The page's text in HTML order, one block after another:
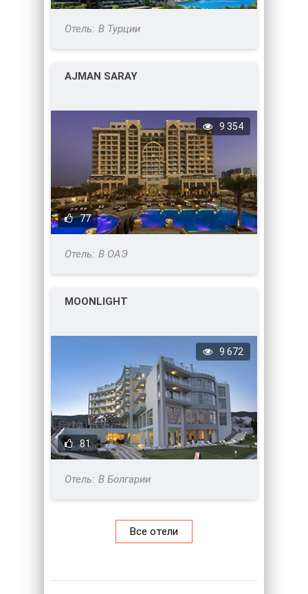
В Турции
AJMAN SARAY
77
9 354
В ОАЭ
MOONLIGHT
81
9 672
В Болгарии
Все отели